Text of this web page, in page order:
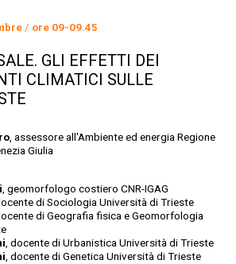
/ ore 09-09.45
GLI EFFETTI DEI
CLIMATICI SULLE
, assessore all'Ambiente ed energia Regione
Giulia
, geomorfologo costiero CNR-IGAG
di Sociologia Università di Trieste
di Geografia fisica e Geomorfologia
, docente di Urbanistica Università di Trieste
, docente di Genetica Università di Trieste